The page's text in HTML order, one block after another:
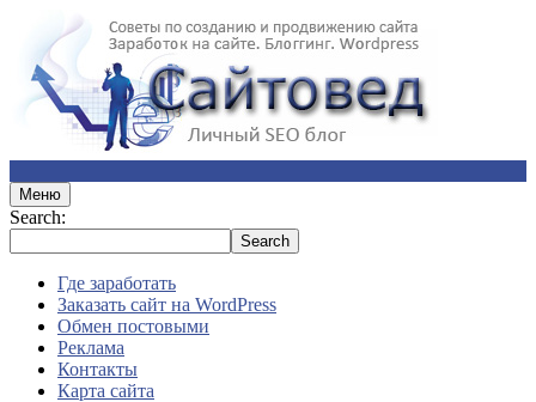
Меню
Search:
Где заработать
Заказать сайт на WordPress
Обмен постовыми
Реклама
Контакты
Карта сайта